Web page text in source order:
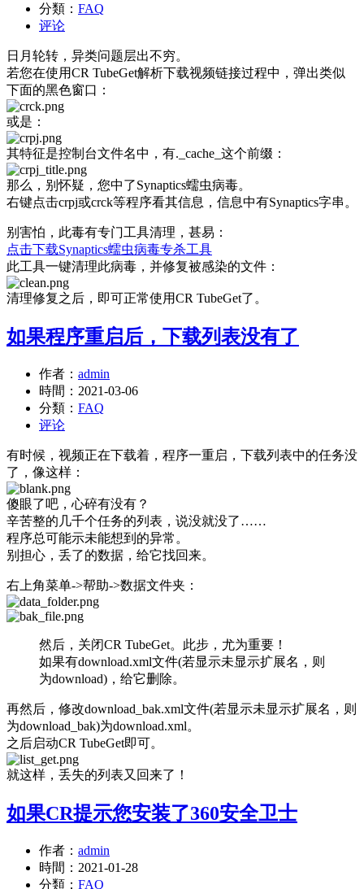
分類： FAQ
评论
日月轮转，异类问题层出不穷。
若您在使用CR TubeGet解析下载视频链接过程中，弹出类似
下面的黑色窗口：
或是：
其特征是控制台文件名中，有._cache_这个前缀：
那么，别怀疑，您中了Synaptics蠕虫病毒。
右键点击crpj或crck等程序看其信息，信息中有Synaptics字串。
别害怕，此毒有专门工具清理，甚易：
点击下载Synaptics蠕虫病毒专杀工具
此工具一键清理此病毒，并修复被感染的文件：
清理修复之后，即可正常使用CR TubeGet了。
如果程序重启后，下载列表没有了
作者： admin
時間： 2021-03-06
分類： FAQ
评论
有时候，视频正在下载着，程序一重启，下载列表中的任务没
了，像这样：
傻眼了吧，心碎有没有？
辛苦整的几千个任务的列表，说没就没了……
程序总可能示未能想到的异常。
别担心，丢了的数据，给它找回来。
右上角菜单->帮助->数据文件夹：
然后，关闭CR TubeGet。此步，尤为重要！
如果有download.xml文件(若显示未显示扩展名，则
为download)，给它删除。
再然后，修改download_bak.xml文件(若显示未显示扩展名，则
为download_bak)为download.xml。
之后启动CR TubeGet即可。
就这样，丢失的列表又回来了！
如果CR提示您安装了360安全卫士
作者： admin
時間： 2021-01-28
分類： FAQ